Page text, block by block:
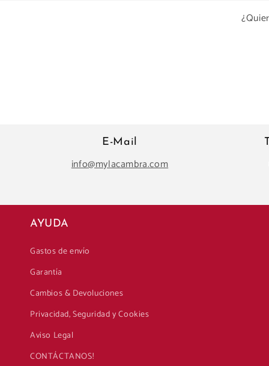
E-Mail
info@mylacambra.com
AYUDA
Gastos de envío
Garantía
Cambios & Devoluciones
Privacidad, Seguridad y Cookies
Aviso Legal
CONTÁCTANOS!